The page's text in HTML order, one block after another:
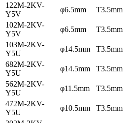
122M-2KV-
Y5V
φ6.5mm T3.5mm
102M-2KV-
Y5V
φ6.5mm T3.5mm
103M-2KV-
Y5U
φ14.5mm T3.5mm
682M-2KV-
Y5U
φ14.5mm T3.5mm
562M-2KV-
Y5U
φ11.5mm T3.5mm
472M-2KV-
Y5U
φ10.5mm T3.5mm